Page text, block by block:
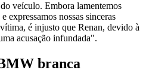
veículo. Embora lamentemos
expressamos nossas sinceras
é injusto que Renan, devido à
acusação infundada".
branca